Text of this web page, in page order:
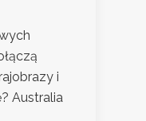
i
Australia